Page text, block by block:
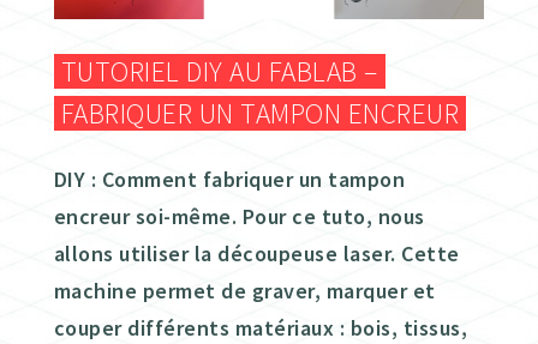
TUTORIEL DIY AU FABLAB –
FABRIQUER UN TAMPON ENCREUR
DIY : Comment fabriquer un tampon
encreur soi-même. Pour ce tuto, nous
allons utiliser la découpeuse laser. Cette
machine permet de graver, marquer et
couper différents matériaux : bois, tissus,